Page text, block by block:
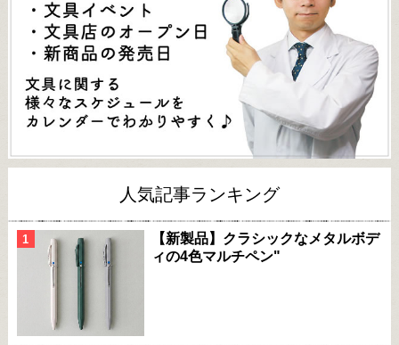
人気記事ランキング
【新製品】クラシックなメタルボデ
ィの4色マルチペン"